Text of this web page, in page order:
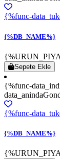
{%func-
{%DB_NAME%}
Sepete Ekle
{%func-
{%func-
{%DB_NAME%}